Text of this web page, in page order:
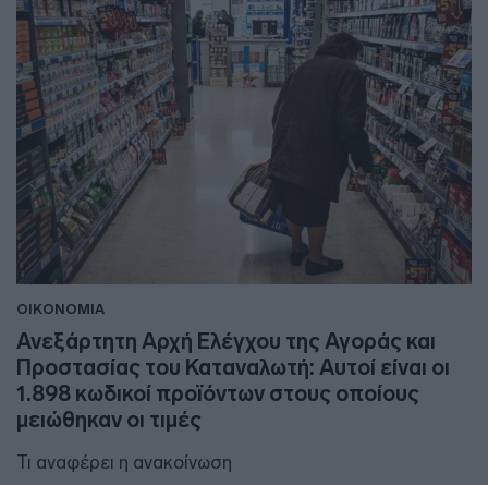
ΟΙΚΟΝΟΜΙΑ
Ανεξάρτητη Αρχή Ελέγχου της Αγοράς και
Προστασίας του Καταναλωτή: Αυτοί είναι οι
1.898 κωδικοί προϊόντων στους οποίους
μειώθηκαν οι τιμές
Τι αναφέρει η ανακοίνωση